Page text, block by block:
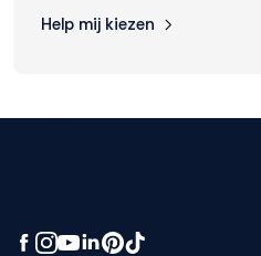
Help mij kiezen